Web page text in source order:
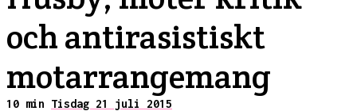
och antirasistiskt
motarrangemang
10 min Tisdag 21 juli 2015